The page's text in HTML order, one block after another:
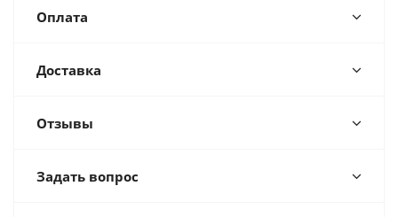
Оплата
Доставка
Отзывы
Задать вопрос